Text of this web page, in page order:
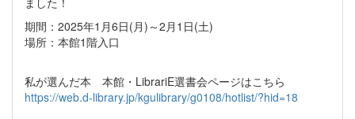
期間：2025年1月6日(月)～2月1日(土)
場所：本館1階入口
私が選んだ本 本館・LibrariE選書会ページはこちら
https://web.d-library.jp/kgulibrary/g0108/hotlist/?hid=18